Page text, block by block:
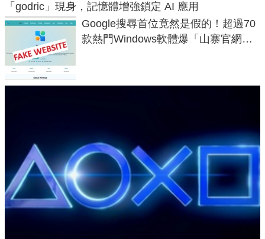
「godric」現身，記憶體增強鎖定 AI 應用
Google搜尋首位竟然是假的！超過70
款熱門Windows軟體爆「山寨官網」